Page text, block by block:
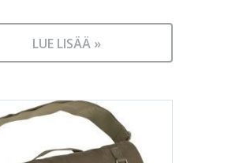
LUE LISÄÄ »